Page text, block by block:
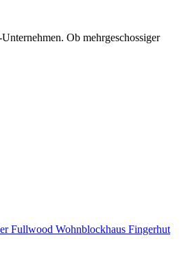
Ob mehrgeschossiger
Fullwood Wohnblockhaus Fingerhut